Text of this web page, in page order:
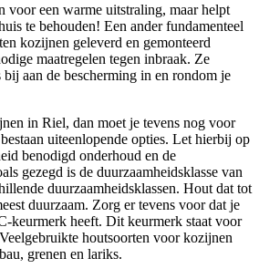
voor een warme uitstraling, maar helpt
te behouden! Een ander fundamenteel
kozijnen geleverd en gemonteerd
maatregelen tegen inbraak. Ze
bij aan de bescherming in en rondom je
in Riel, dan moet je tevens nog voor
uiteenlopende opties. Let hierbij op
benodigd onderhoud en de
gezegd is de duurzaamheidsklasse van
duurzaamheidsklassen. Hout dat tot
duurzaam. Zorg er tevens voor dat je
keurmerk heeft. Dit keurmerk staat voor
houtsoorten voor kozijnen
grenen en lariks.